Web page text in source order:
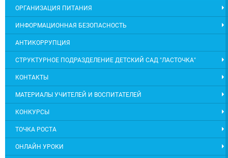
ОРГАНИЗАЦИЯ ПИТАНИЯ
ИНФОРМАЦИОННАЯ БЕЗОПАСНОСТЬ
АНТИКОРРУПЦИЯ
СТРУКТУРНОЕ ПОДРАЗДЕЛЕНИЕ ДЕТСКИЙ САД "ЛАСТОЧКА"
КОНТАКТЫ
МАТЕРИАЛЫ УЧИТЕЛЕЙ И ВОСПИТАТЕЛЕЙ
КОНКУРСЫ
ТОЧКА РОСТА
ОНЛАЙН УРОКИ